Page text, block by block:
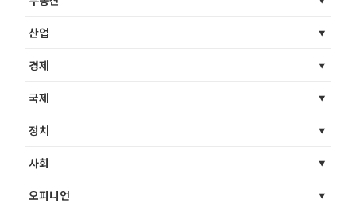
산업
경제
국제
정치
사회
오피니언